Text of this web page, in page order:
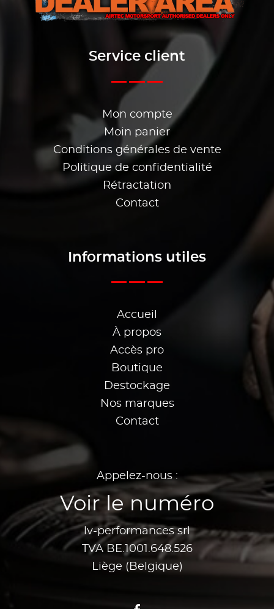
Service client
Mon compte
Moin panier
Conditions générales de vente
Politique de confidentialité
Rétractation
Contact
Informations utiles
Accueil
À propos
Accès pro
Boutique
Destockage
Nos marques
Contact
Appelez-nous :
Voir le numéro
lv-performances srl
TVA BE.1001.648.526
Liège (Belgique)